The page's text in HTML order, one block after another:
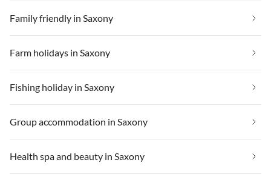
Family friendly in Saxony
Farm holidays in Saxony
Fishing holiday in Saxony
Group accommodation in Saxony
Health spa and beauty in Saxony